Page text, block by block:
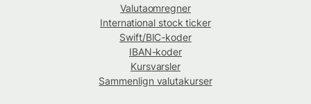
Valutaomregner
International stock ticker
Swift/BIC-koder
IBAN-koder
Kursvarsler
Sammenlign valutakurser